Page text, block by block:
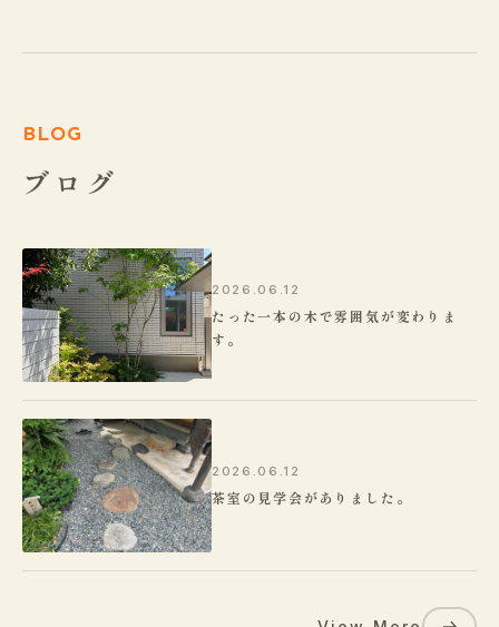
BLOG
ブログ
2026.06.12
たった一本の木で雰囲気が変わりま
す。
2026.06.12
茶室の見学会がありました。